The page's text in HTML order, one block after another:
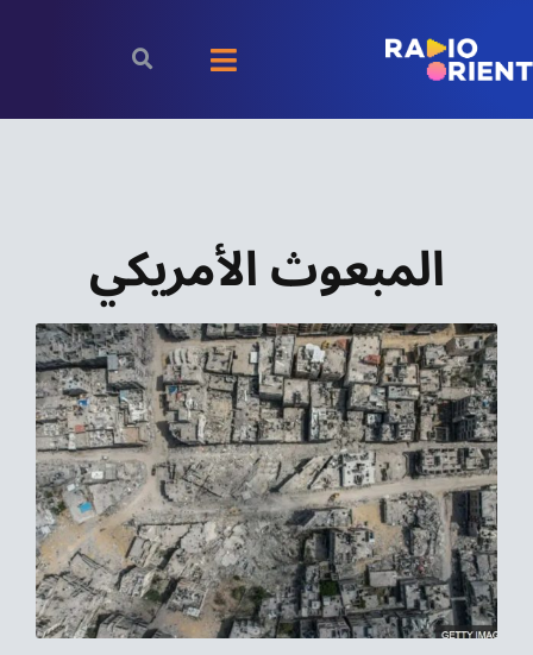
content
Toggle
رياضة
اقتصاد
مقالات
موسيقى الشرق
من نحن
المبعوث الأمريكي